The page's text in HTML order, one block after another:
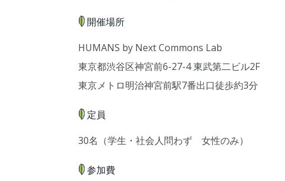
開催場所
HUMANS by Next Commons Lab
東京都渋谷区神宮前6-27-4 東武第二ビル2F
東京メトロ明治神宮前駅7番出口徒歩約3分
定員
30名（学生・社会人問わず 女性のみ）
参加費